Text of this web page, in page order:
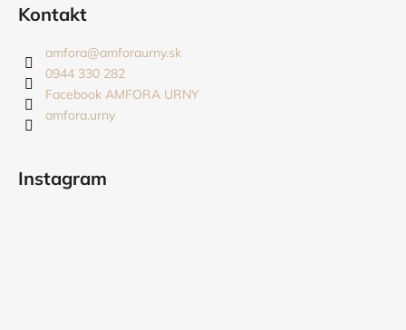
Kontakt
amfora@amforaurny.sk
0944 330 282
Facebook AMFORA URNY
amfora.urny
Instagram